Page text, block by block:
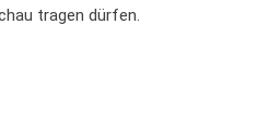
tragen dürfen.